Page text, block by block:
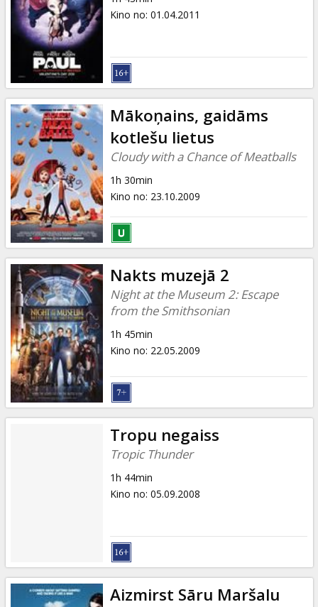
Kino no: 01.04.2011
Mākoņains, gaidāms
kotlešu lietus
Cloudy with a Chance of Meatballs
1h 30min
Kino no: 23.10.2009
Nakts muzejā 2
Night at the Museum 2: Escape
from the Smithsonian
1h 45min
Kino no: 22.05.2009
Tropu negaiss
Tropic Thunder
1h 44min
Kino no: 05.09.2008
Aizmirst Sāru Maršalu